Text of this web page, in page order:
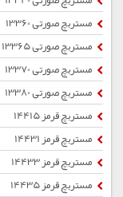
مستربچ صورتی 13360
مستربچ صورتی 13365
مستربچ صورتی 13370
مستربچ صورتی 13380
مستربچ قرمز 14415
مستربچ قرمز 14431
مستربچ قرمز 14433
مستربچ قرمز 14435